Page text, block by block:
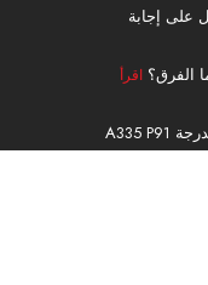
على إجابة
الفرق؟ اقرأ
دليل الأنابيب الفولاذية السبائكية من الدرجة A335 P91